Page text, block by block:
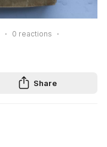
0 reactions
Share